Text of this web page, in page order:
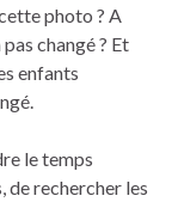
photo ? A
changé ? Et
enfants
le temps
de rechercher les